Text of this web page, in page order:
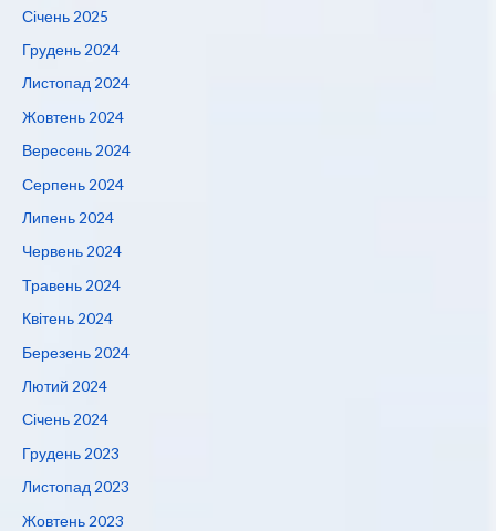
Січень 2025
Грудень 2024
Листопад 2024
Жовтень 2024
Вересень 2024
Серпень 2024
Липень 2024
Червень 2024
Травень 2024
Квітень 2024
Березень 2024
Лютий 2024
Січень 2024
Грудень 2023
Листопад 2023
Жовтень 2023